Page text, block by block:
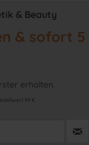
& Beauty
& sofort 5
erhalten.
99 €